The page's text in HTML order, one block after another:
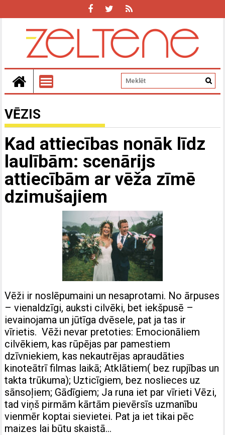
VĒZIS
Kad attiecības nonāk līdz
laulībām: scenārijs
attiecībām ar vēža zīmē
dzimušajiem
Vēži ir noslēpumaini un nesaprotami. No ārpuses
– vienaldzīgi, auksti cilvēki, bet iekšpusē –
ievainojama un jūtīga dvēsele, pat ja tas ir
vīrietis. Vēži nevar pretoties: Emocionāliem
cilvēkiem, kas rūpējas par pamestiem
dzīvniekiem, kas nekautrējas apraudāties
kinoteātrī filmas laikā; Atklātiem( bez rupjības un
takta trūkuma); Uzticīgiem, bez noslieces uz
sānsoļiem; Gādīgiem; Ja runa iet par vīrieti Vēzi,
tad viņš pirmām kārtām pievērsīs uzmanību
vienmēr koptai sievietei. Pat ja iet tikai pēc
maizes lai būtu skaistā…